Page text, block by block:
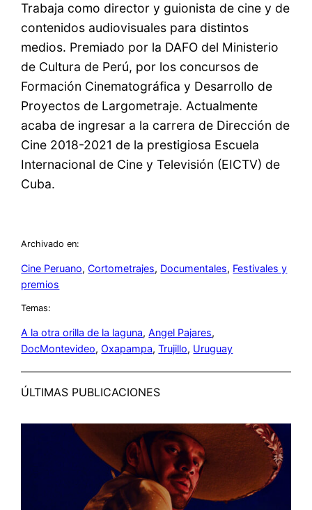
Trabaja como director y guionista de cine y de
contenidos audiovisuales para distintos
medios. Premiado por la DAFO del Ministerio
de Cultura de Perú, por los concursos de
Formación Cinematográfica y Desarrollo de
Proyectos de Largometraje. Actualmente
acaba de ingresar a la carrera de Dirección de
Cine 2018-2021 de la prestigiosa Escuela
Internacional de Cine y Televisión (EICTV) de
Cuba.
Archivado en:
Cine Peruano, Cortometrajes, Documentales, Festivales y
premios
Temas:
A la otra orilla de la laguna, Angel Pajares
DocMontevideo, Oxapampa, Trujillo, Uruguay
ÚLTIMAS PUBLICACIONES